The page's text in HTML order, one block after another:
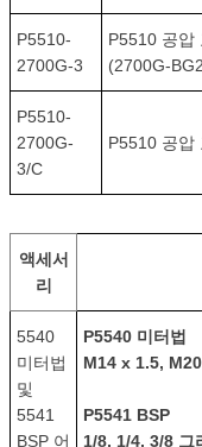
P5510-
2700G-3
P5510 공압
(2700G-
P5510-
2700G-
3/C
P5510 공압
액세서
리
5540
미터법
및
5541
BSP 어
P5540 미터법
M14 x 1.5,
P5541 BSP
1/8, 1/4, 3/8 그